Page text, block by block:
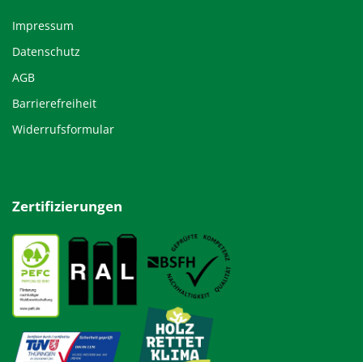
Impressum
Datenschutz
AGB
Barrierefreiheit
Widerrufsformular
Zertifizierungen